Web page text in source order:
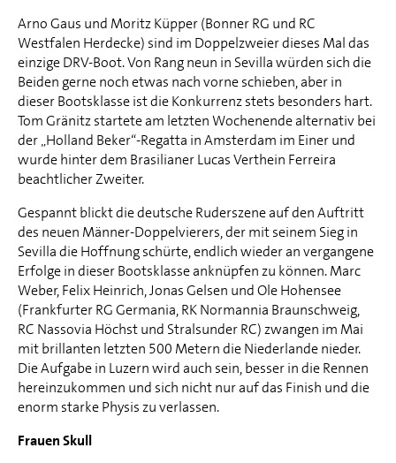
Arno Gaus und Moritz Küpper (Bonner RG und RC
Westfalen Herdecke) sind im Doppelzweier dieses Mal das
einzige DRV-Boot. Von Rang neun in Sevilla würden sich die
Beiden gerne noch etwas nach vorne schieben, aber in
dieser Bootsklasse ist die Konkurrenz stets besonders hart.
Tom Gränitz startete am letzten Wochenende alternativ bei
der „Holland Beker“-Regatta in Amsterdam im Einer und
wurde hinter dem Brasilianer Lucas Verthein Ferreira
beachtlicher Zweiter.
Gespannt blickt die deutsche Ruderszene auf den Auftritt
des neuen Männer-Doppelvierers, der mit seinem Sieg in
Sevilla die Hoffnung schürte, endlich wieder an vergangene
Erfolge in dieser Bootsklasse anknüpfen zu können. Marc
Weber, Felix Heinrich, Jonas Gelsen und Ole Hohensee
(Frankfurter RG Germania, RK Normannia Braunschweig,
RC Nassovia Höchst und Stralsunder RC) zwangen im Mai
mit brillanten letzten 500 Metern die Niederlande nieder.
Die Aufgabe in Luzern wird auch sein, besser in die Rennen
hereinzukommen und sich nicht nur auf das Finish und die
enorm starke Physis zu verlassen.
Frauen Skull